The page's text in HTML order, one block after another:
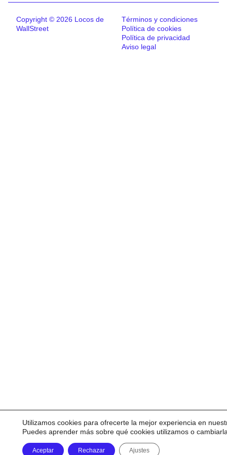
Copyright © 2026 Locos de
WallStreet
Términos y condiciones
Política de cookies
Política de privacidad
Aviso legal
Utilizamos cookies para ofrecerte la mejor experiencia en
Puedes aprender más sobre qué cookies utilizamos o
Aceptar Rechazar Ajustes